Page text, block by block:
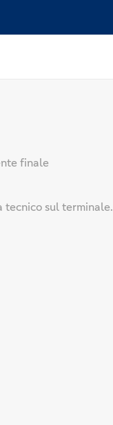
finale
tecnico sul terminale.